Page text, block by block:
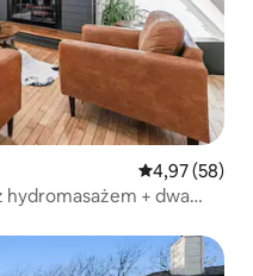
Średnia
4,97 (58)
hydromasażem + dwa